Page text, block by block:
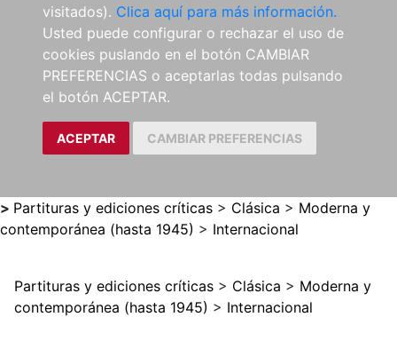
visitados). Clica aquí para más información.
Usted puede configurar o rechazar el uso de
cookies puslando en el botón CAMBIAR
PREFERENCIAS o aceptarlas todas pulsando
el botón ACEPTAR.
ACEPTAR CAMBIAR PREFERENCIAS
> Partituras y ediciones críticas > Clásica > Moderna y
contemporánea (hasta 1945) > Internacional
Partituras y ediciones críticas > Clásica > Moderna y
contemporánea (hasta 1945) > Internacional